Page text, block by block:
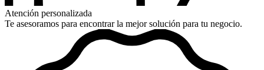
Atención personalizada
Te asesoramos para encontrar la mejor solución para tu negocio.